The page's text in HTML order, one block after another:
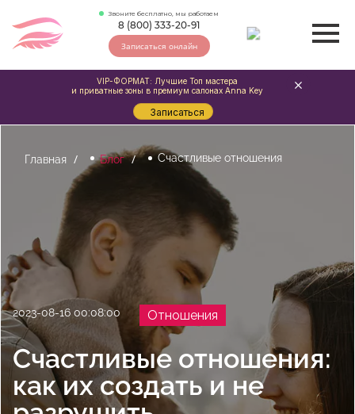
Звоните бесплатно, мы работаем
8 (800) 333-20-91
Записаться онлайн
Главная Блог Счастливые отношения
2023-08-16 00:08:00 Отношения
Счастливые отношения:
как их создать и не
VIP-ФОРМАТ: Лучшие Топ мастера
и приватные зоны в премиум салонах Anna Key
Записаться